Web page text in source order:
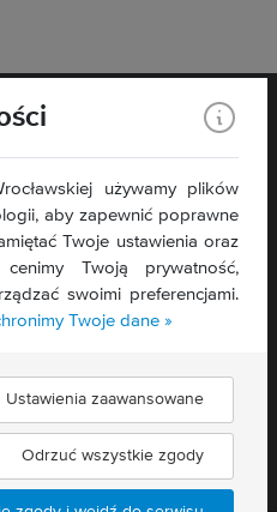
używamy plików
aby zapewnić poprawne
Twoje ustawienia oraz
Twoją prywatność,
swoimi preferencjami.
Twoje dane »
Ustawienia zaawansowane
Odrzuć wszystkie zgody